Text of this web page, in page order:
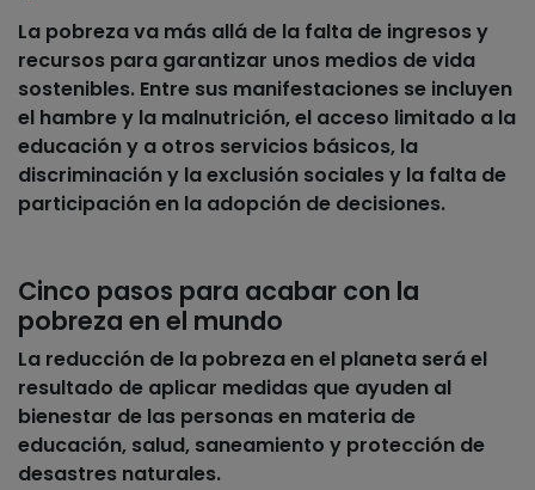
La pobreza va más allá de la falta de ingresos y
recursos para garantizar unos medios de vida
sostenibles. Entre sus manifestaciones se incluyen
el hambre y la malnutrición, el acceso limitado a la
educación y a otros servicios básicos, la
discriminación y la exclusión sociales y la falta de
participación en la adopción de decisiones.
Cinco pasos para acabar con la
pobreza en el mundo
La reducción de la pobreza en el planeta será el
resultado de aplicar medidas que ayuden al
bienestar de las personas en materia de
educación, salud, saneamiento y protección de
desastres naturales.